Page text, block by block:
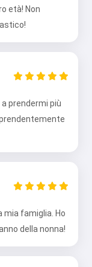
età! Non
prendermi più
mia famiglia. Ho
della nonna!